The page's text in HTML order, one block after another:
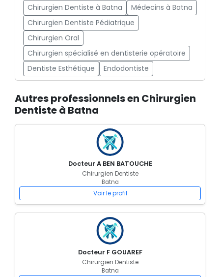
Chirurgien Dentiste à Batna
Médecins à Batna
Chirurgien Dentiste Pédiatrique
Chirurgien Oral
Chirurgien spécialisé en dentisterie opératoire
Dentiste Esthétique
Endodontiste
Autres professionnels en Chirurgien
Dentiste à Batna
Docteur A BEN BATOUCHE
Chirurgien Dentiste
Batna
Voir le profil
Docteur F GOUAREF
Chirurgien Dentiste
Batna